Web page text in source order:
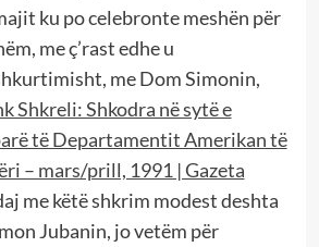
ku po celebronte meshën për
me ç’rast edhe u
me Dom Simonin,
Shkreli: Shkodra në sytë e
të Departamentit Amerikan të
– mars/prill, 1991 | Gazeta
me këtë shkrim modest deshta
Jubanin, jo vetëm për